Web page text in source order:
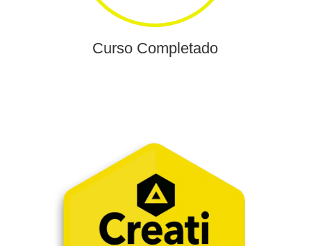
Curso Completado